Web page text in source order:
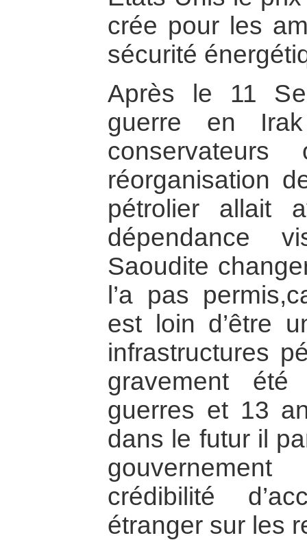
crée pour les
sécurité
Après le 11
guerre en
réorganisation
pétrolier allait
dépendance
Saoudite
l’a pas
est loin d’être
infrastructures
gravement
guerres et 13
dans le futur il
crédibilité
étranger sur les